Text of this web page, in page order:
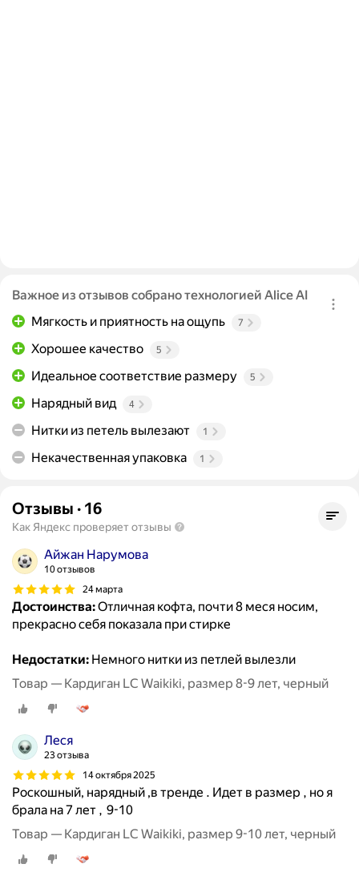
Важное из отзывов собрано технологией Alice AI
Мягкость и приятность на ощупь
7
Хорошее качество 5
Идеальное соответствие размеру 5
Нарядный вид 4
Нитки из петель вылезают 1
Некачественная упаковка 1
Отзывы · 16
Как Яндекс проверяет отзывы
Айжан Нарумова
10 отзывов
24 марта
Достоинства:Отличная кофта, почти 8 меся носим,
прекрасно себя показала при стирке
Недостатки: Немного нитки из петлей вылезли
Товар — Кардиган LC Waikiki, размер 8-9 лет, черный
Леся
23 отзыва
14 октября 2025
Роскошный, нарядный ,в тренде . Идет в размер , но я
брала на 7 лет , 9-10
Товар — Кардиган LC Waikiki, размер 9-10 лет, черный